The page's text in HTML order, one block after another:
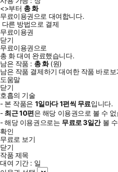
<>부터 총화
무료이용권으로 대여합니다.
다른 방법으로 결제
무료이용권
닫기
무료이용권으로
총 화대여 완료했습니다.
남은 작품 : 총화(원)
남은 작품 결제하기 대여한 작품 바로보
도움말
닫기
호흡의 기술
- 본 작품은 1일마다1편씩 무료입니다.
- 최근10편은 해당 이용권으로 볼 수
- 해당 이용권으로는 무료로3일간볼 수
확인
무료로 보기
닫기
작품 제목
대여 기간 : 일